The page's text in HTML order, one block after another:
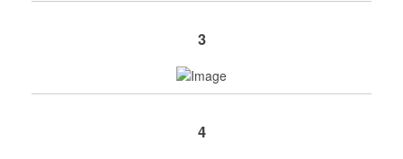
3
4